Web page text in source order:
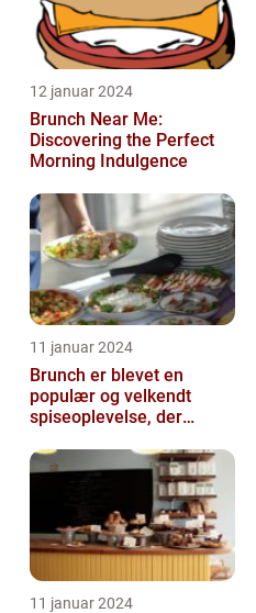
12 januar 2024
Brunch Near Me:
Discovering the Perfect
Morning Indulgence
11 januar 2024
Brunch er blevet en
populær og velkendt
spiseoplevelse, der
drikkeelskere run...
11 januar 2024